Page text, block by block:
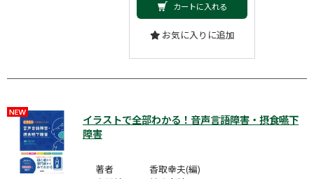
カートに入れる
お気に入りに追加
イラストで全部わかる！音声言語障害・摂食嚥下
障害
著者
香取幸夫(編)